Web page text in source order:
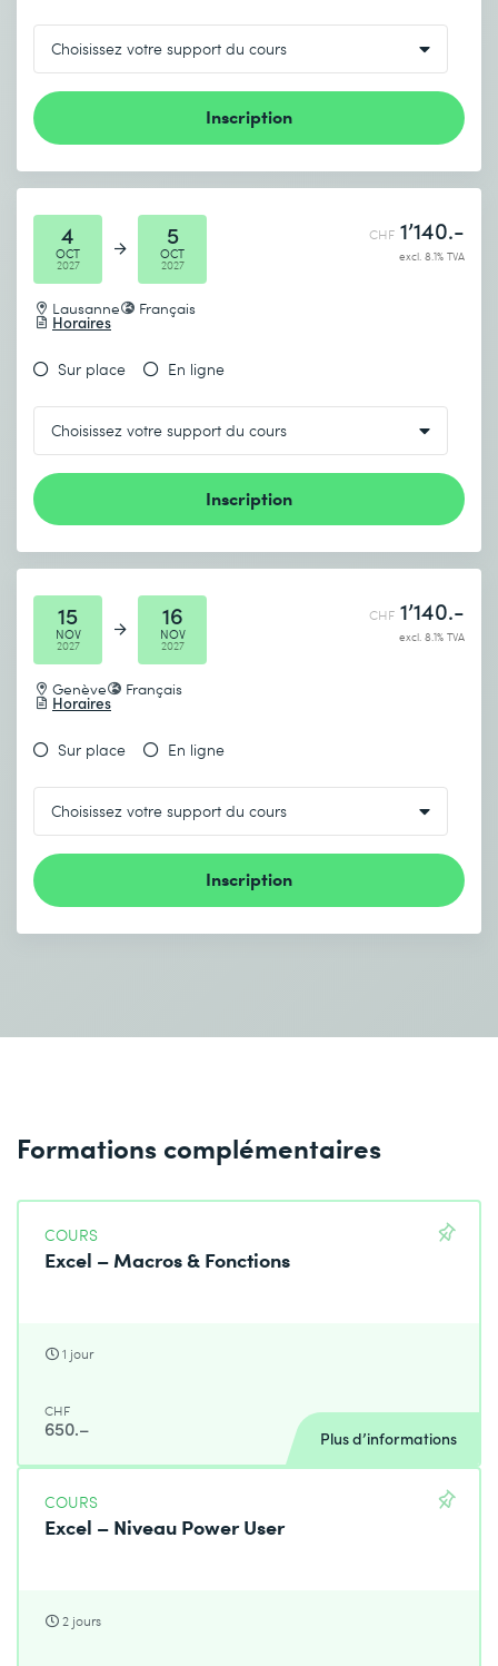
Inscription
4
OCT
2027
5
OCT
2027
Lausanne Français
Horaires
CHF 1’140.-
excl. 8.1% TVA
Sur place En ligne
Inscription
15
NOV
2027
16
NOV
2027
Genève Français
Horaires
CHF 1’140.-
excl. 8.1% TVA
Sur place En ligne
Inscription
Formations complémentaires
COURS
Excel – Macros & Fonctions
1 jour
CHF
650.– Plus d’informations
COURS
Excel – Niveau Power User
2 jours